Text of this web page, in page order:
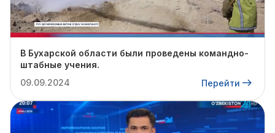
В Бухарской области были проведены командно-
штабные учения.
09.09.2024
Перейти